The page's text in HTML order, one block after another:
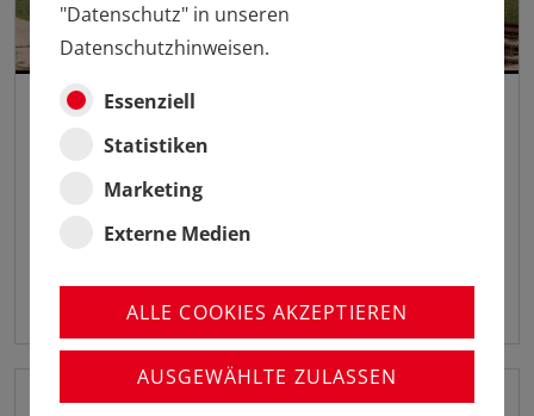
"Datenschutz" in unseren
Datenschutzhinweisen.
Essenziell
Statistiken
Marketing
Externe Medien
ALLE COOKIES AKZEPTIEREN
AUSGEWÄHLTE ZULASSEN
Neu - Neu - Neu - Neu - Neu - Neu - Neu - Neu - Neu - Neu - Neu
ZUM 50-JÄHRIGEN ZIRKUS-JUBILÄUM ROLLT EINE
BESONDERE LOK AUFS GLEIS!
Die 185 537-8 der SRI/ Rail Bavaria hat eine besondere
erhalten.
05. AUGUST 2026 Mehr erfahren